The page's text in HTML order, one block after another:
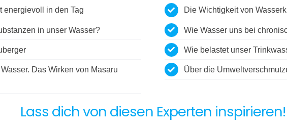
energievoll in den Tag
in unser Wasser?
Das Wirken von Masaru
Die Wichtigkeit von
Wie Wasser uns bei
Wie belastet unser
Über die
Lass dich von diesen Experten inspirieren!